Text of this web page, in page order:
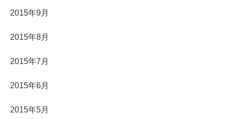
2015年9月
2015年8月
2015年7月
2015年6月
2015年5月